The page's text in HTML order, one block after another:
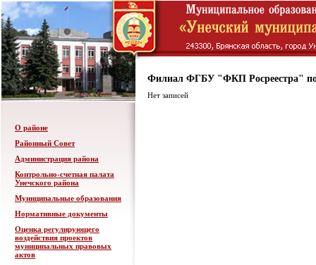
О районе
Районный Совет
Администрация района
Контрольно-счетная палата
Унечского района
Муниципальные образования
Нормативные документы
Оценка регулирующего
воздействия проектов
муниципальных правовых
актов
Филиал ФГБУ "ФКП Росреестра" по
Нет записей